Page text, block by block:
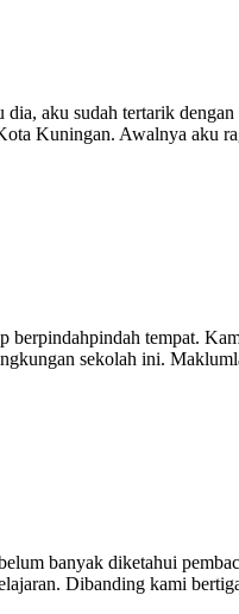
aku sudah tertarik
Kuningan. Awalnya aku
tempat.
sekolah ini.
banyak diketahui
Dibanding kami